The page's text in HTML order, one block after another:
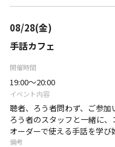
08/28(金)
手話カフェ
開催時間
19:00～20:00
イベント内容
聴者、ろう者問わず、ご参加
ろう者のスタッフと一緒に
オーダーで使える手話を学び
備考